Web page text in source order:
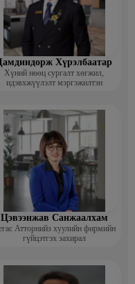
Хүрэлбаатар
Хүний нөөц сургалт хөгжил,
идэвхжүүлэлт мэргэжилтэн
Цэвээнжав Санжаалхам
Атторнийз хуулийн фирмийн
гүйцэтгэх захирал